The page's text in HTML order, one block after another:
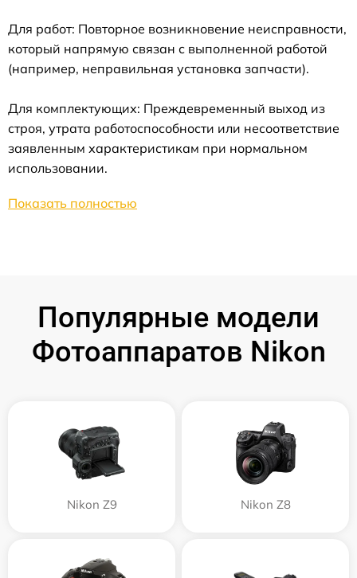
Для работ: Повторное возникновение неисправности,
который напрямую связан с выполненной работой
(например, неправильная установка запчасти).
Для комплектующих: Преждевременный выход из
строя, утрата работоспособности или несоответствие
заявленным характеристикам при нормальном
использовании.
Показать полностью
Популярные модели
Фотоаппаратов Nikon
Nikon Z9 Nikon Z8